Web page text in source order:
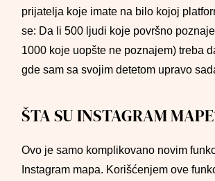
prijatelja koje imate na bilo kojoj
se: Da li 500 ljudi koje površno
1000 koje uopšte ne poznajem) treba
gde sam sa svojim detetom upravo
ŠTA SU INSTAGRAM
Ovo je samo komplikovano novim
Instagram mapa. Korišćenjem ove